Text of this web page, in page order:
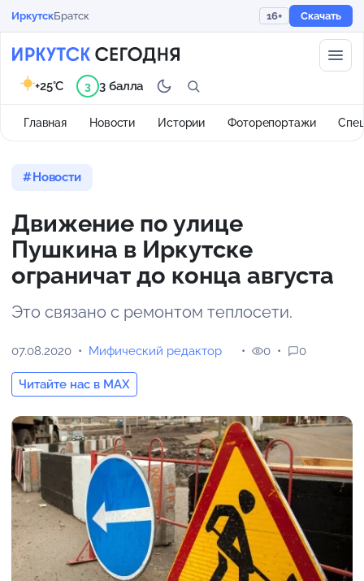
ИркутскБратск 16+ Скачать
Главная Новости Истории Фоторепортажи
+25°C 3 3 балла
Новости
Движение по улице
Пушкина в Иркутске
ограничат до конца августа
Это связано с ремонтом теплосети.
07.08.2020 Мифический редактор
Читайте нас в MAX
0 0